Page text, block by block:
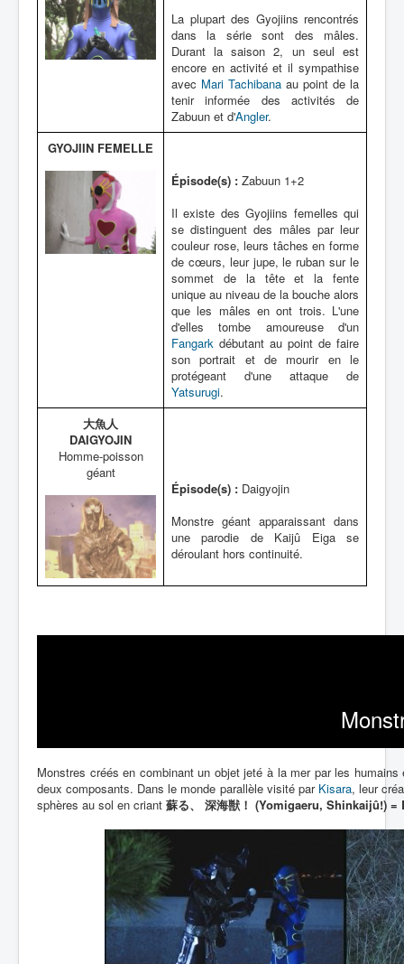
La plupart des Gyojiins rencontrés
dans la série sont des mâles.
Durant la saison 2, un seul est
encore en activité et il sympathise
avec Mari Tachibana au point de la
tenir informée des activités de
Zabuun et d'Angler.
GYOJIIN FEMELLE
Épisode(s) : Zabuun 1+2
Il existe des Gyojiins femelles qui
se distinguent des mâles par leur
couleur rose, leurs tâches en forme
de cœurs, leur jupe, le ruban sur le
sommet de la tête et la fente
unique au niveau de la bouche alors
que les mâles en ont trois. L'une
d'elles tombe amoureuse d'un
Fangark débutant au point de faire
son portrait et de mourir en le
protégeant d'une attaque de
Yatsurugi.
大魚人
DAIGYOJIN
Homme-poisson
géant
Épisode(s) : Daigyojin
Monstre géant apparaissant dans
une parodie de Kaijû Eiga se
déroulant hors continuité.
Monstres créés en combinant un objet jeté à la mer par les
deux composants. Dans le monde parallèle visité par Kisara, leur
sphères au sol en criant 蘇る、 深海獣！ (Yomigaeru, Shinkaijû!)